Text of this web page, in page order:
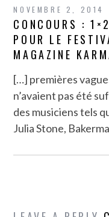
NOVEMBRE 2, 2014
CONCOURS :
POUR LE
MAGAZINE
[…] premières
n’avaient pas été
des musiciens tels
Julia Stone,